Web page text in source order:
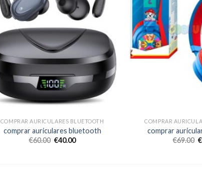
COMPRAR AURICULARES BLUETOOTH
comprar auriculares bluetooth
€60.00 €40.00
COMPRAR
comprar
€69.00 €